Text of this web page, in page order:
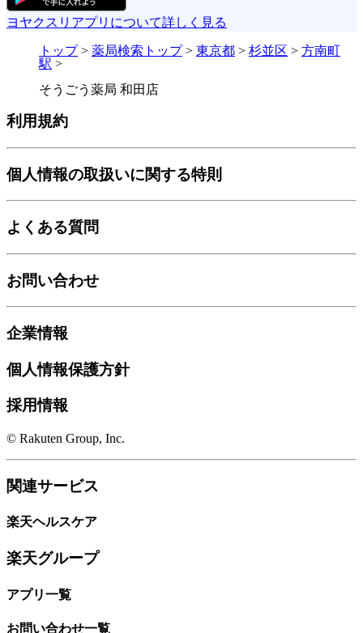
ヨヤクスリアプリについて詳しく見る
トップ> 薬局検索トップ> 東京都 > 杉並区 > 方南町
駅 >
そうごう薬局 和田店
利用規約
個人情報の取扱いに関する特則
よくある質問
お問い合わせ
企業情報
個人情報保護方針
採用情報
© Rakuten Group, Inc.
関連サービス
楽天ヘルスケア
楽天グループ
アプリ一覧
お問い合わせ一覧